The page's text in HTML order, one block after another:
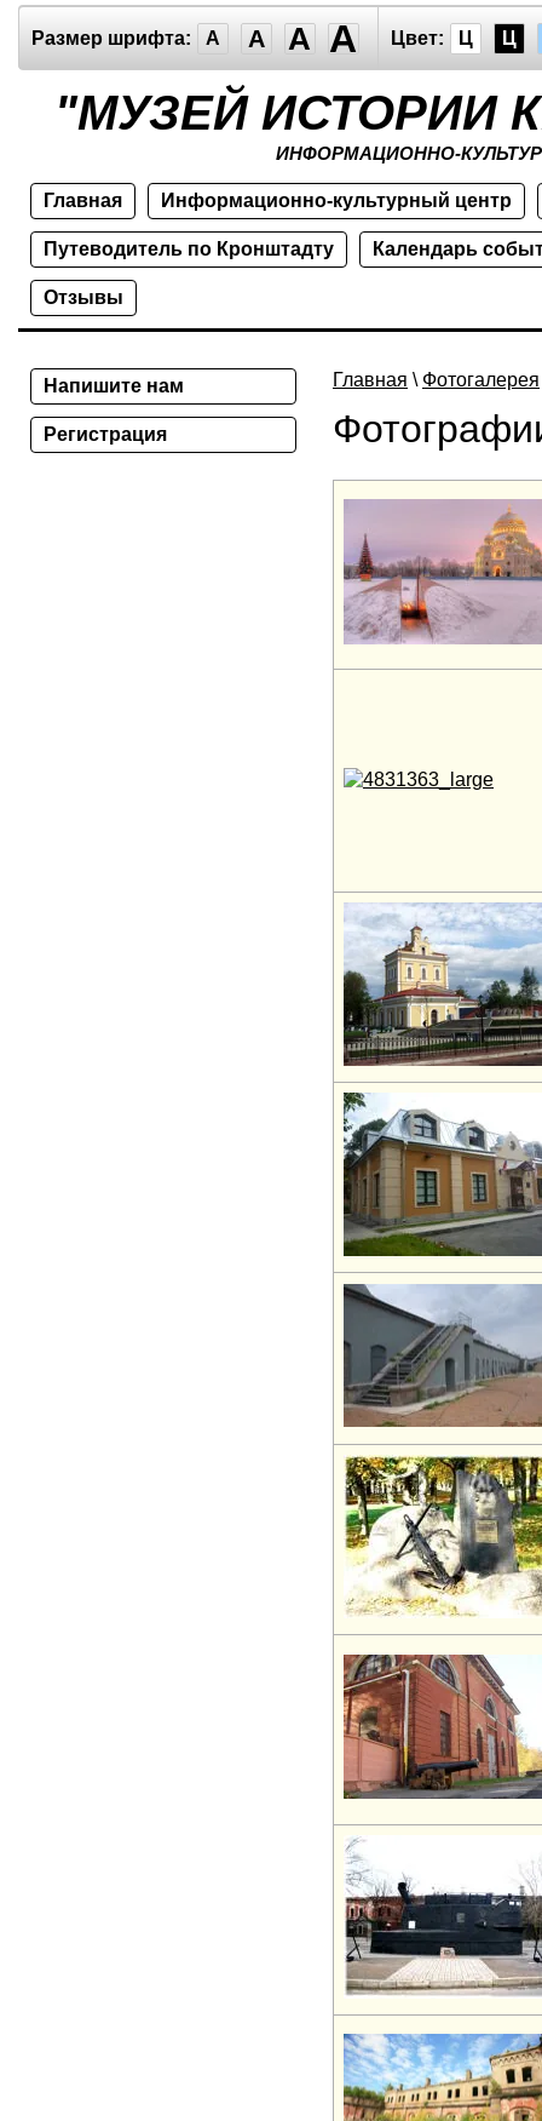
Размер шрифта: A A A A Цвет: Ц Ц
"МУЗЕЙ ИСТОРИИ
ИНФОРМАЦИОННО-
Главная Информационно-культурный центр
Путеводитель по Кронштадту Календарь
Отзывы
Главная \ Фотогалерея
Напишите нам
Регистрация